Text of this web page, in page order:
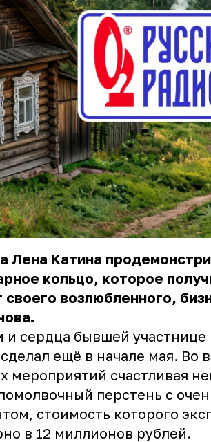
Лена Катина
кольцо, которое
своего возлюбленного,
сердца бывшей участнице
ещё в начале мая. Во
мероприятий счастливая
перстень с
стоимость которого
в 12 миллионов рублей.